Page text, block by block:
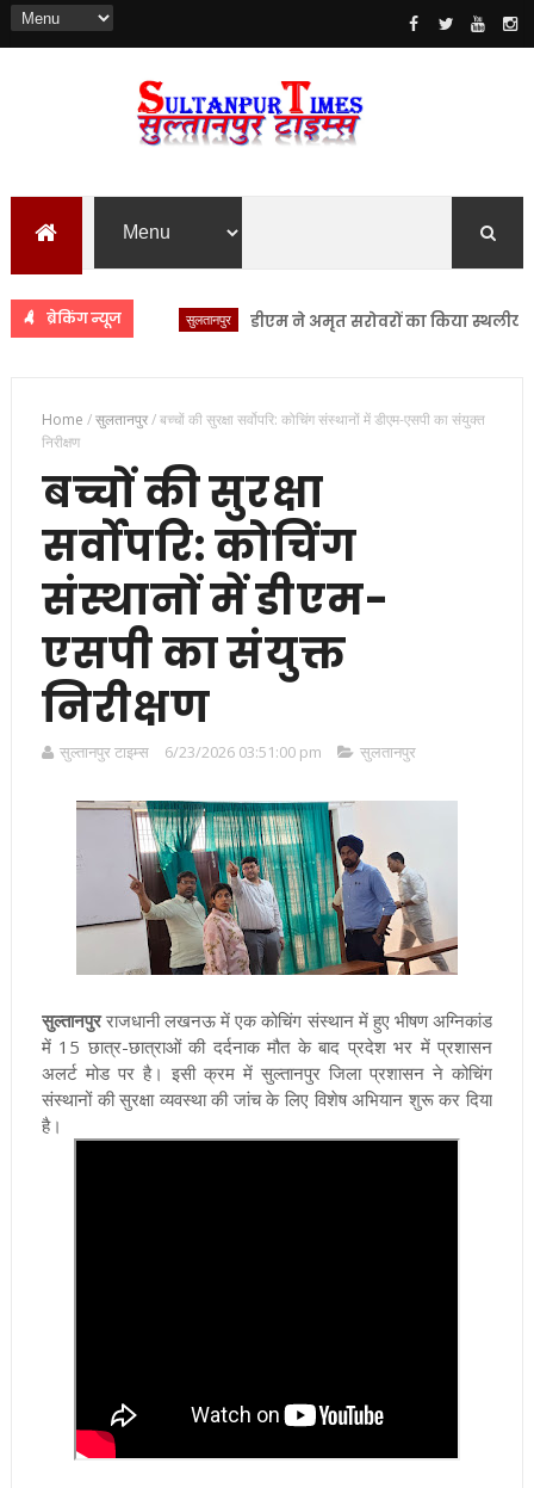
ब्रेकिंग न्यूज डीएम ने अमृत सरोवरों का किया स्थलीय निरीक्षण
Home /सुलतानपुर/बच्चों की सुरक्षा सर्वोपरि: कोचिंग संस्थानों में डीएम-एसपी का संयुक्त
निरीक्षण
बच्चों की सुरक्षा
सर्वोपरि: कोचिंग
संस्थानों में डीएम-
एसपी का संयुक्त
निरीक्षण
सुल्तानपुर टाइम्स 6/23/2026 03:51:00 pm सुलतानपुर
सुल्तानपुरराजधानी लखनऊ में एक कोचिंग संस्थान में हुए भीषण अग्निकांड
में 15 छात्र-छात्राओं की दर्दनाक मौत के बाद प्रदेश भर में प्रशासन
अलर्ट मोड पर है। इसी क्रम में सुल्तानपुर जिला प्रशासन ने कोचिंग
संस्थानों की सुरक्षा व्यवस्था की जांच के लिए विशेष अभियान शुरू कर दिया
है।